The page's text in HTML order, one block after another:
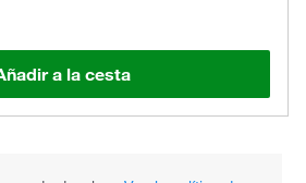
a la cesta